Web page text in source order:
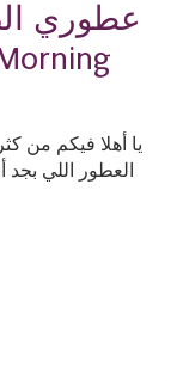
عطوري
يا أهلا فيكم من
العطور اللي